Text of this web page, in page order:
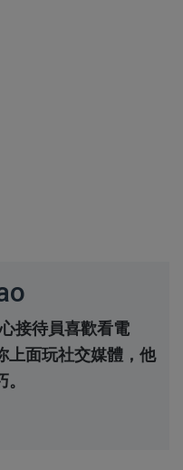
接待員喜歡看電
上面玩社交媒體，他